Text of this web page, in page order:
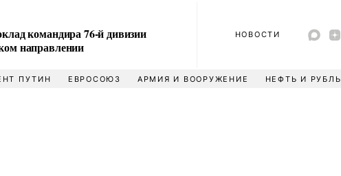
командира 76-й дивизии
направлении
НОВОСТИ
ПУТИН ЕВРОСОЮЗ АРМИЯ И ВООРУЖЕНИЕ НЕФТЬ И РУБЛЬ